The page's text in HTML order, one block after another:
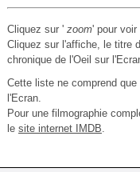
Cliquez sur ' zoom' pour voir
Cliquez sur l'affiche, le titre
chronique de l'Oeil sur
Cette liste ne comprend
l'Ecran.
Pour une filmographie
le site internet IMDB.